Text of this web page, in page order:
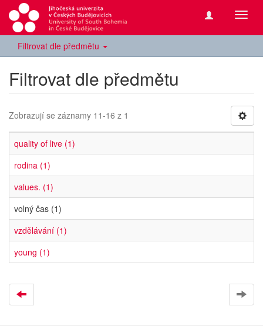
Filtrovat dle předmětu
Filtrovat dle předmětu
Zobrazují se záznamy 11-16 z 1
quality of live (1)
rodina (1)
values. (1)
volný čas (1)
vzdělávání (1)
young (1)